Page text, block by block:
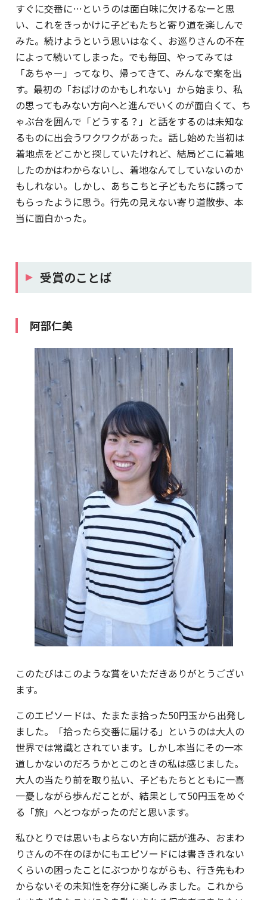
すぐに交番に…というのは面白味に欠けるなーと思
い、これをきっかけに子どもたちと寄り道を楽しんで
みた。続けようという思いはなく、お巡りさんの不在
によって続いてしまった。でも毎回、やってみては
「あちゃー」ってなり、帰ってきて、みんなで案を出
す。最初の「おばけのかもしれない」から始まり、私
の思ってもみない方向へと進んでいくのが面白くて、ち
ゃぶ台を囲んで「どうする？」と話をするのは未知な
るものに出会うワクワクがあった。話し始めた当初は
着地点をどこかと探していたけれど、結局どこに着地
したのかはわからないし、着地なんてしていないのか
もしれない。しかし、あちこちと子どもたちに誘って
もらったように思う。行先の見えない寄り道散歩、本
当に面白かった。
受賞のことば
阿部仁美
このたびはこのような賞をいただきありがとうござい
ます。
このエピソードは、たまたま拾った50円玉から出発し
ました。「拾ったら交番に届ける」というのは大人の
世界では常識とされています。しかし本当にその一本
道しかないのだろうかとこのときの私は感じました。
大人の当たり前を取り払い、子どもたちとともに一喜
一憂しながら歩んだことが、結果として50円玉をめぐ
る「旅」へとつながったのだと思います。
私ひとりでは思いもよらない方向に話が進み、おまわ
りさんの不在のほかにもエピソードには書ききれない
くらいの困ったことにぶつかりながらも、行き先もわ
からないその未知性を存分に楽しみました。これから